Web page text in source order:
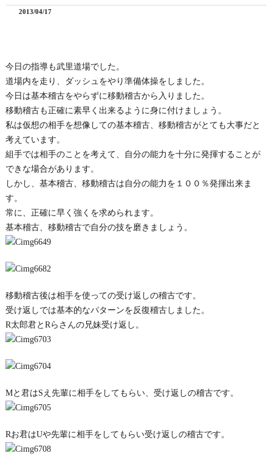
2013/04/17
今日の指導も武里道場でした。
道場内を走り、ダッシュをやり準備体操をしました。
今日は基本稽古をやらずに移動稽古から入りました。
移動稽古も正確に素早く出来るように身に付けましょう。
私は仮想の相手を想像しての基本稽古、移動稽古がとても大事だと
考えています。
組手では相手のことを考えて、自分の能力を十分に発揮することが
できな場合があります。
しかし、基本稽古、移動稽古は自分の能力を１００％発揮出来ま
す。
常に、正確に早く強くを求められます。
基本稽古、移動稽古で自分の技を磨きましょう。
移動稽古後は相手を使っての受け返しの稽古です。
受け返しでは基本的なパターンを反復稽古しました。
R太郎君とRらさんの兄妹受け返し。
Mと君はSえ先輩に相手をしてもらい、受け返しの稽古です。
Rお君はUや先輩に相手をしてもらい受け返しの稽古です。